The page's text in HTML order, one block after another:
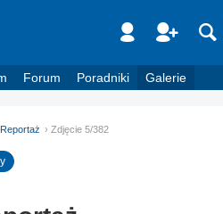
Forum Poradniki Galerie
Zdjęcie 5/382